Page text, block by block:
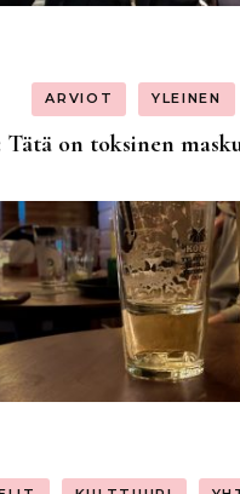
ARVIOT YLEINEN
Tätä on toksinen